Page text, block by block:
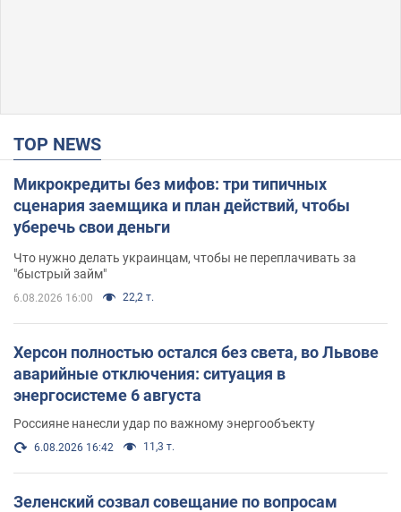
TOP NEWS
Микрокредиты без мифов: три типичных
сценария заемщика и план действий, чтобы
уберечь свои деньги
Что нужно делать украинцам, чтобы не переплачивать за
"быстрый займ"
6.08.2026 16:00 22,2 т.
Херсон полностью остался без света, во Львове
аварийные отключения: ситуация в
энергосистеме 6 августа
Россияне нанесли удар по важному энергообъекту
6.08.2026 16:42 11,3 т.
Зеленский созвал совещание по вопросам